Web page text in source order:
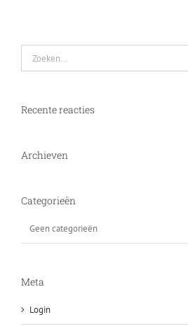
Recente reacties
Archieven
Categorieën
Geen categorieën
Meta
Login